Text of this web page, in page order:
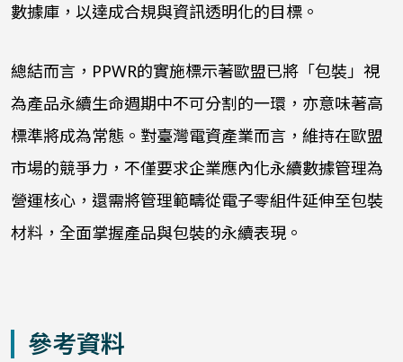
數據庫，以達成合規與資訊透明化的目標。
總結而言， PPWR的實施標示著歐盟已將「包裝」視
為產品永續生命週期中不可分割的一環，亦意味著高
標準將成為常態。對臺灣電資產業而言，維持在歐盟
市場的競爭力，不僅要求企業應內化永續數據管理為
營運核心，還需將管理範疇從電子零組件延伸至包裝
材料，全面掌握產品與包裝的永續表現。
參考資料